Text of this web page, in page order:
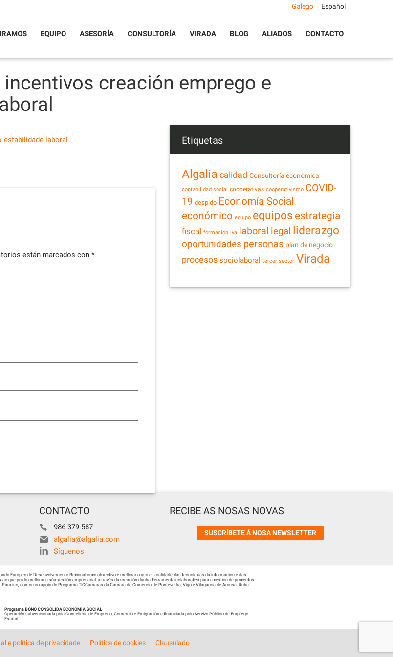
EQUIPO ASESORÍA CONSULTORÍA VIRADA BLOG ALIADOS CONTACTO
Galego Español
incentivos creación emprego e
estabilidade laboral
están marcados con *
Etiquetas
Algalia calidad Consultoría económica
contabilidad social cooperativas cooperativismo COVID-
19 despido Economía Social
económico equipo equipos estrategia
fiscal formación iva laboral legal liderazgo
oportunidades personas plan de negocio
procesos sociolaboral tercer sector Virada
CONTACTO
986 379 587
algalia@algalia.com
Síguenos
RECIBE AS NOSAS NOVAS
SUSCRÍBETE Á NOSA NEWSLETTER
Europeo de Desenvolvemento Rexional cuxo obxectivo é mellorar o uso e a calidade das tecnoloxías da información e das
que puido mellorar a súa xestión empresarial, a través da creación dunha Ferramenta colaborativa para a xestión de proxectos.
iso, contou co apoio do Programa TICCámaras da Cámara de Comercio de Pontevedra, Vigo e Vilagarcía de Arousa. Unha
Programa BONO CONSOLIDA ECONOMÍA SOCIAL
Operación subvencionada pola Consellería de Emprego, Comercio e Emigración e financiada polo Servizo Público de Emprego
Estatal.
e política de privacidade Política de cookies Clausulado